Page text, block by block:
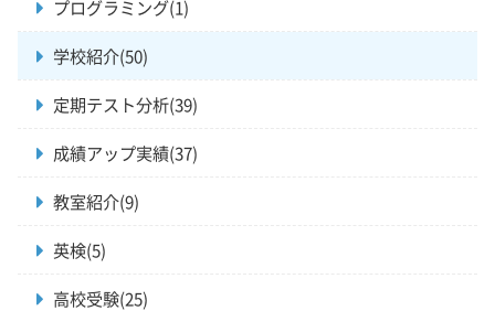
プログラミング(1)
学校紹介(50)
定期テスト分析(39)
成績アップ実績(37)
教室紹介(9)
英検(5)
高校受験(25)